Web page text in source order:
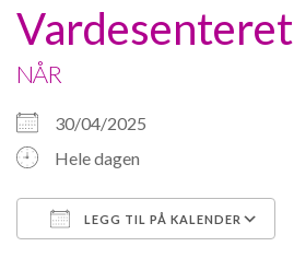
Vardesenteret
NÅR
30/04/2025
Hele dagen
LEGG TIL PÅ KALENDER